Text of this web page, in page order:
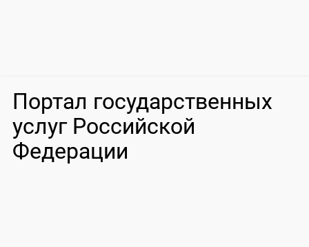
Портал государственных
услуг Российской
Федерации